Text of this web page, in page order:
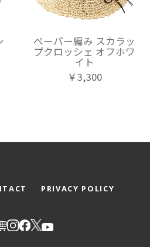
ペーパー編み スカラッ
プクロッシェ オフホワ
イト
￥3,300
PRIVACY POLICY